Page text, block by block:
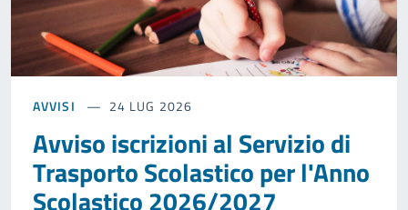
AVVISI 24 LUG 2026
Avviso iscrizioni al Servizio di
Trasporto Scolastico per l'Anno
Scolastico 2026/2027